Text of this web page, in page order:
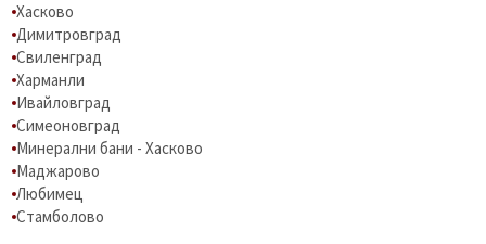
Хасково
Димитровград
Свиленград
Харманли
Ивайловград
Симеоновград
Минерални бани - Хасково
Маджарово
Любимец
Стамболово